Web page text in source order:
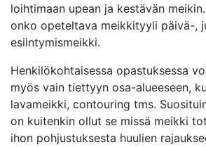
loihtimaan upean ja kestävän
onko opeteltava meikkityyli päivä-,
esiintymismeikki.
Henkilökohtaisessa opastuksessa
myös vain tiettyyn osa-alueeseen,
lavameikki, contouring tms.
on kuitenkin ollut se missä meikki
ihon pohjustuksesta huulien